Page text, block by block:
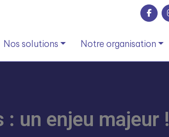
Nos solutions Notre organisation
un enjeu majeur !